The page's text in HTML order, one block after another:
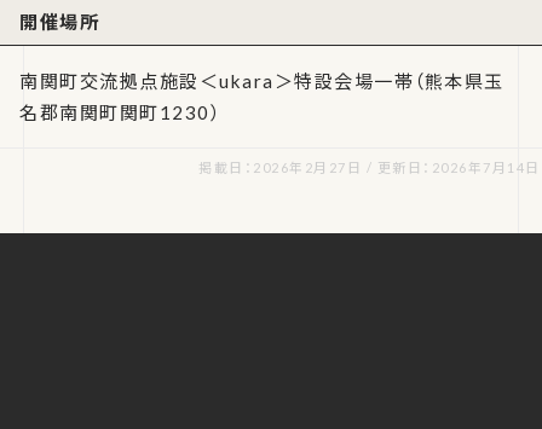
開催場所
南関町交流拠点施設＜ukara＞特設会場一帯（熊本県玉
名郡南関町関町1230）
掲載日：2026年2月27日 / 更新日：2026年7月14日